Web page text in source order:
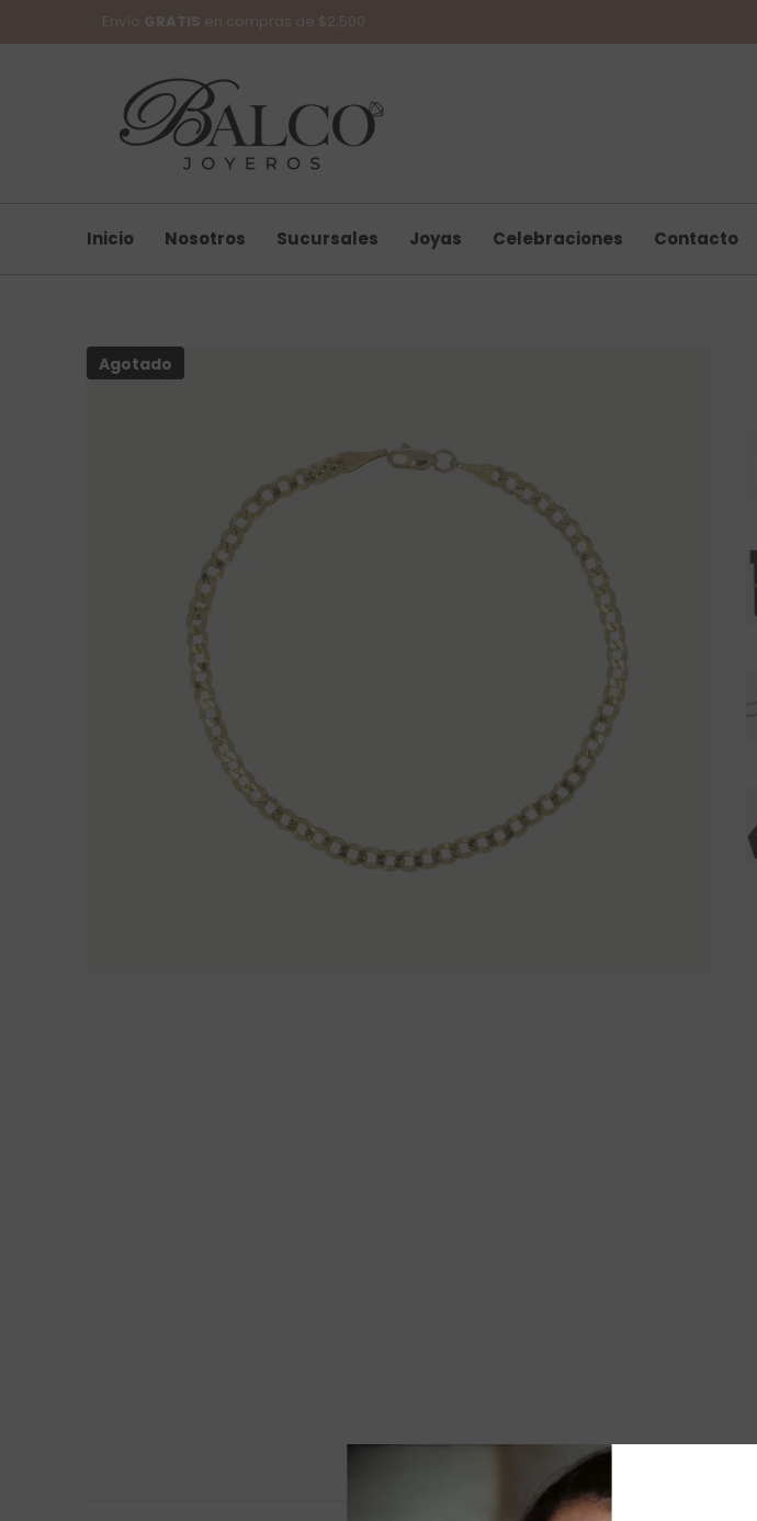
SKIP TO CONTENT
Envío GRATIS en compras de $2,500
Inicio Nosotros Sucursales Joyas Celebraciones Contacto
Agotado